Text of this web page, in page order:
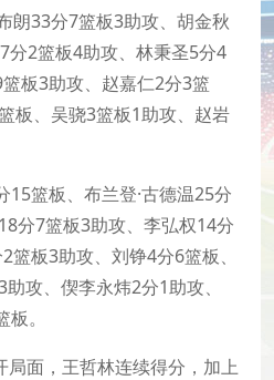
朗33分7篮板3助攻、胡金秋
分2篮板4助攻、林秉圣5分4
板3助攻、赵嘉仁2分3篮
板、吴骁3篮板1助攻、赵岩
篮板、布兰登·古德温25分
分7篮板3助攻、李弘权14分
板3助攻、刘铮4分6篮板、
攻、偰李永炜2分1助攻、
。
面，王哲林连续得分，加上